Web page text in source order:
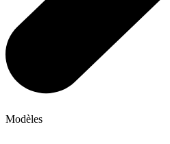
Modèles